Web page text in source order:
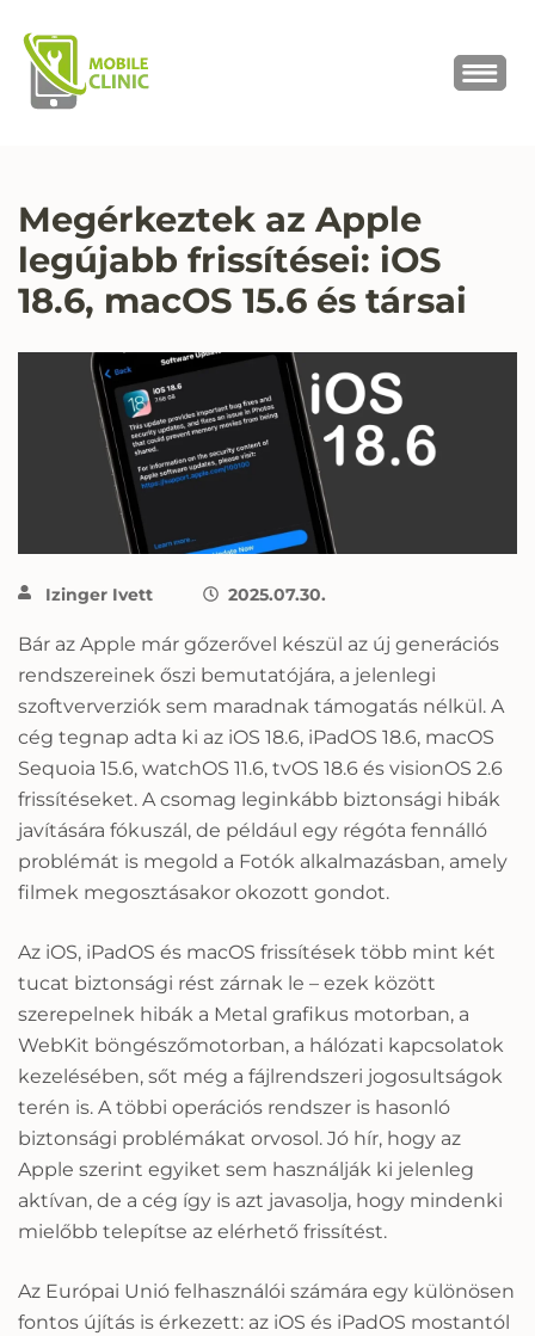
Megérkeztek az Apple
legújabb frissítései: iOS
18.6, macOS 15.6 és társai
Izinger Ivett 2025.07.30.
Bár az Apple már gőzerővel készül az új generációs
rendszereinek őszi bemutatójára, a jelenlegi
szoftververziók sem maradnak támogatás nélkül. A
cég tegnap adta ki az iOS 18.6, iPadOS 18.6, macOS
Sequoia 15.6, watchOS 11.6, tvOS 18.6 és visionOS 2.6
frissítéseket. A csomag leginkább biztonsági hibák
javítására fókuszál, de például egy régóta fennálló
problémát is megold a Fotók alkalmazásban, amely
filmek megosztásakor okozott gondot.
Az iOS, iPadOS és macOS frissítések több mint két
tucat biztonsági rést zárnak le – ezek között
szerepelnek hibák a Metal grafikus motorban, a
WebKit böngészőmotorban, a hálózati kapcsolatok
kezelésében, sőt még a fájlrendszeri jogosultságok
terén is. A többi operációs rendszer is hasonló
biztonsági problémákat orvosol. Jó hír, hogy az
Apple szerint egyiket sem használják ki jelenleg
aktívan, de a cég így is azt javasolja, hogy mindenki
mielőbb telepítse az elérhető frissítést.
Az Európai Unió felhasználói számára egy különösen
fontos újítás is érkezett: az iOS és iPadOS mostantól